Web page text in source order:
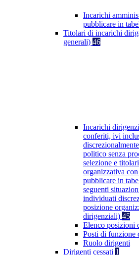
Incarichi
pubblicare in
Titolari di incarichi
generali) 46
Incarichi
conferiti, ivi
politico senza
selezione e
organizzativa
pubblicare in
seguenti
individuati
posizione
dirigenziali) 45
Elenco posizioni
Posti di funzione
Ruolo dirigenti
Dirigenti cessati 1